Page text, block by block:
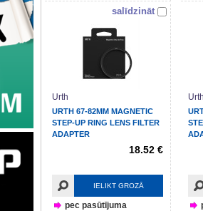
salīdzināt
Urth
URTH 67-82MM MAGNETIC
STEP-UP RING LENS FILTER
ADAPTER
18.52 €
IELIKT GROZĀ
pec pasūtījuma